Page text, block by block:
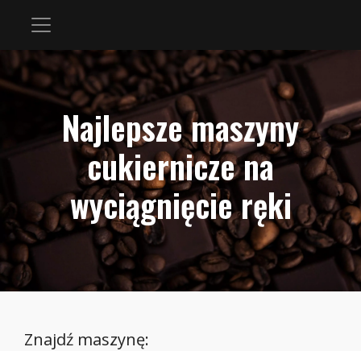
Najlepsze maszyny
cukiernicze na
wyciągnięcie ręki
Znajdź maszynę: